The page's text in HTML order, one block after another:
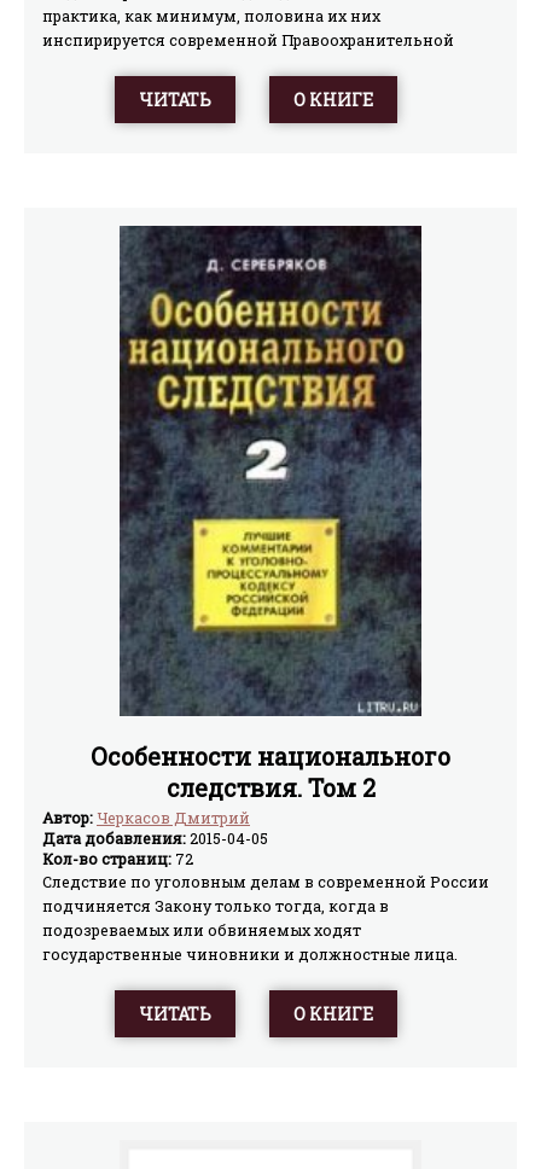
практика, как минимум, половина их них
инспирируется современной Правоохранительной
основаниям. Главное для отечественных Стражей
Порядка — отрапортовать о «раскрытии» и «проценте
«отчетность» и «планы» по борьбе с преступностью, а не
принципы справедливости и Международного Права.
Цель настоящих комментариев — разъяснить читателю
его реальные права в противостоянии с национальной
Фемидой и предоставить возможность любому
гражданину дать достойный отпор попыткам
нарушения законности со стороны Следственных
ЧИТАТЬ О КНИГЕ
Особенности национального
следствия. Том 2
Автор:Черкасов Дмитрий
Дата добавления:2015-04-05
Кол-во страниц: 72
Следствие по уголовным делам в современной России
подчиняется Закону только тогда, когда в
подозреваемых или обвиняемых ходят
государственные чиновники и должностные лица.
практически лишен — методы дознания и
исследования обстоятельств уголовных дел строятся
ЧИТАТЬ О КНИГЕ